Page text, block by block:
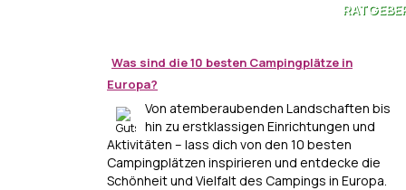
Was sind die 10 besten Campingplätze in
Europa?
Von atemberaubenden Landschaften bis
hin zu erstklassigen Einrichtungen und
Aktivitäten – lass dich von den 10 besten
Campingplätzen inspirieren und entdecke die
Schönheit und Vielfalt des Campings in Europa.